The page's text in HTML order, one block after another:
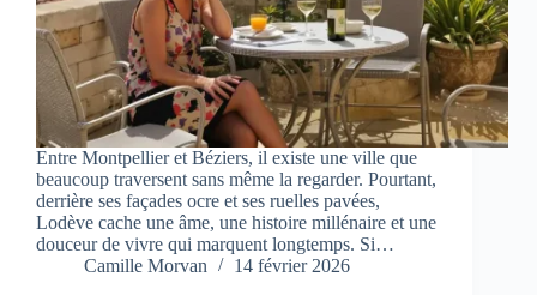
Entre Montpellier et Béziers, il existe une ville que
beaucoup traversent sans même la regarder. Pourtant,
derrière ses façades ocre et ses ruelles pavées,
Lodève cache une âme, une histoire millénaire et une
douceur de vivre qui marquent longtemps. Si…
Camille Morvan
14 février 2026